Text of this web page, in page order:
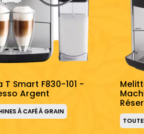
Smart F830-101 -
Argent
À CAFÉ À GRAIN